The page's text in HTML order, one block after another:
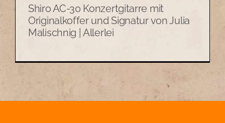
Shiro AC-30 Konzertgitarre mit
Originalkoffer und Signatur von Julia
Malischnig | Allerlei